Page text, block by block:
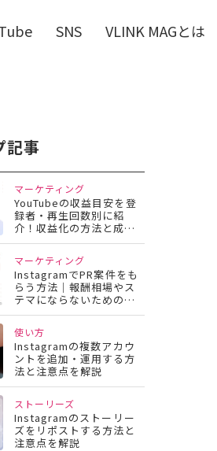
SNS VLINK MAGとは
記事
マーケティング
YouTubeの収益目安を登
録者・再生回数別に紹
介！収益化の方法と成功
のコツとは？
マーケティング
InstagramでPR案件をも
らう方法｜報酬相場やス
テマにならないための注
意点も
使い方
Instagramの複数アカウ
ントを追加・運用する方
法と注意点を解説
ストーリーズ
Instagramのストーリー
ズをリポストする方法と
注意点を解説